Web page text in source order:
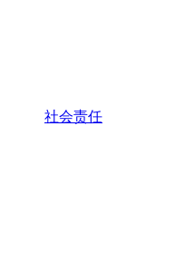
社会责任